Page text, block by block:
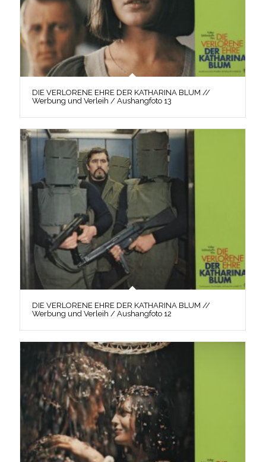
DIE VERLORENE EHRE DER KATHARINA BLUM //
Werbung und Verleih / Aushangfoto 13
DIE VERLORENE EHRE DER KATHARINA BLUM //
Werbung und Verleih / Aushangfoto 12